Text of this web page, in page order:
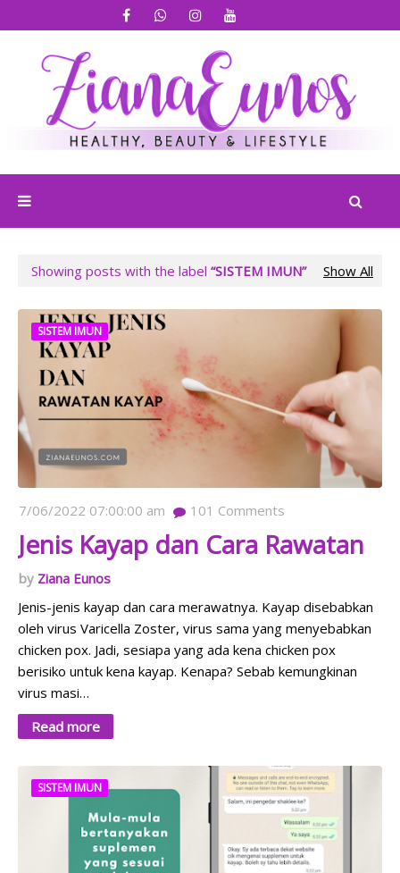
Showing posts with the label SISTEM IMUN Show All
SISTEM IMUN
7/06/2022 07:00:00 am 101 Comments
Jenis Kayap dan Cara Rawatan
Ziana Eunos
Jenis-jenis kayap dan cara merawatnya. Kayap disebabkan
oleh virus Varicella Zoster, virus sama yang menyebabkan
chicken pox. Jadi, sesiapa yang ada kena chicken pox
berisiko untuk kena kayap. Kenapa? Sebab kemungkinan
virus masi…
Read more
SISTEM IMUN